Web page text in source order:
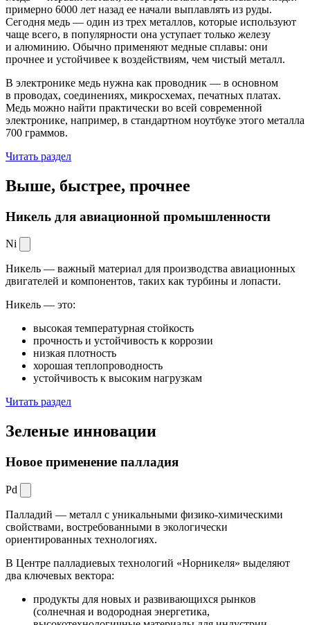
примерно 6000 лет назад ее начали выплавлять из руды.
Сегодня медь — один из трех металлов, которые используют
чаще всего, в популярности она уступает только железу
и алюминию. Обычно применяют медные сплавы: они
прочнее и устойчивее к воздействиям, чем чистый металл.
В электронике медь нужна как проводник — в основном
в проводах, соединениях, микросхемах, печатных платах.
Медь можно найти практически во всей современной
электронике, например, в стандартном ноутбуке этого металла
700 граммов.
Читать раздел
Выше, быстрее, прочнее
Никель для авиационной промышленности
Ni
Никель — важный материал для производства авиационных
двигателей и компонентов, таких как турбины и лопасти.
Никель — это:
высокая температурная стойкость
прочность и устойчивость к коррозии
низкая плотность
хорошая теплопроводность
устойчивость к высоким нагрузкам
Читать раздел
Зеленые инновации
Новое применение палладия
Pd
Палладий — металл с уникальными физико-химическими
свойствами, востребованными в экологически
ориентированных технологиях.
В Центре палладиевых технологий «Норникеля» выделяют
два ключевых вектора:
продукты для новых и развивающихся рынков
(солнечная и водородная энергетика,